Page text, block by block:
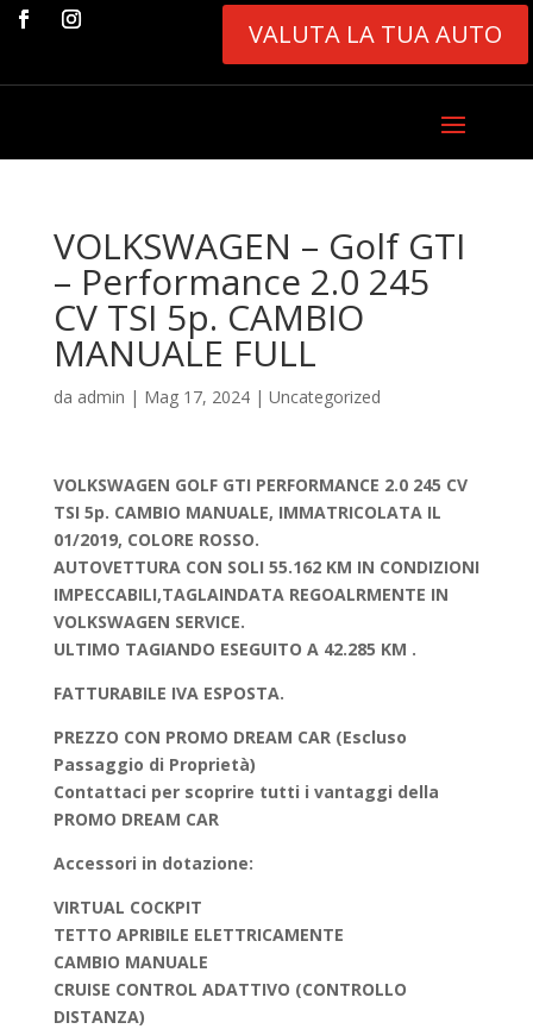
VALUTA LA TUA AUTO
VOLKSWAGEN – Golf GTI
– Performance 2.0 245
CV TSI 5p. CAMBIO
MANUALE FULL
da admin | Mag 17, 2024| Uncategorized
VOLKSWAGEN GOLF GTI PERFORMANCE 2.0 245 CV
TSI 5p. CAMBIO MANUALE, IMMATRICOLATA IL
01/2019, COLORE ROSSO.
AUTOVETTURA CON SOLI 55.162 KM IN CONDIZIONI
IMPECCABILI,TAGLAINDATA REGOALRMENTE IN
VOLKSWAGEN SERVICE.
ULTIMO TAGIANDO ESEGUITO A 42.285 KM .
FATTURABILE IVA ESPOSTA.
PREZZO CON PROMO DREAM CAR (Escluso
Passaggio di Proprietà)
Contattaci per scoprire tutti i vantaggi della
PROMO DREAM CAR
Accessori in dotazione:
VIRTUAL COCKPIT
TETTO APRIBILE ELETTRICAMENTE
CAMBIO MANUALE
CRUISE CONTROL ADATTIVO (CONTROLLO
DISTANZA)